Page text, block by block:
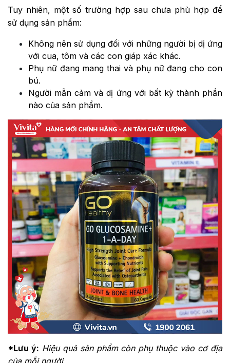
Tuy nhiên, một số trường hợp sau chưa phù hợp để
sử dụng sản phẩm:
Không nên sử dụng đối với những người bị dị ứng
với cua, tôm và các con giáp xác khác.
Phụ nữ đang mang thai và phụ nữ đang cho con
bú.
Người mẫn cảm và dị ứng với bất kỳ thành phần
nào của sản phẩm.
*Lưu ý: Hiệu quả sản phẩm còn phụ thuộc vào cơ địa